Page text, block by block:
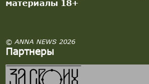
материалы 18+
© ANNA NEWS 2026
Партнеры